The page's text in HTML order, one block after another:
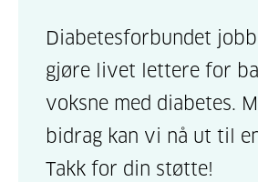
Diabetesforbundet
gjøre livet lettere for
voksne med diabetes.
bidrag kan vi nå ut til
Takk for din støtte!